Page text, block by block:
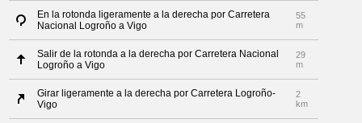
En la rotonda ligeramente a la derecha por Carretera
Nacional Logroño a Vigo
55
m
Salir de la rotonda a la derecha por Carretera Nacional
Logroño a Vigo
29
m
Girar ligeramente a la derecha por Carretera Logroño-
Vigo
2
km